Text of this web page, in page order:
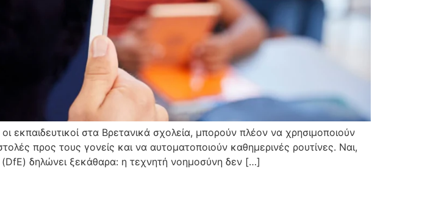
στα Βρετανικά σχολεία, μπορούν πλέον να χρησιμοποιούν
προς τους γονείς και να αυτοματοποιούν καθημερινές ρουτίνες. Ναι,
δηλώνει ξεκάθαρα: η τεχνητή νοημοσύνη δεν […]